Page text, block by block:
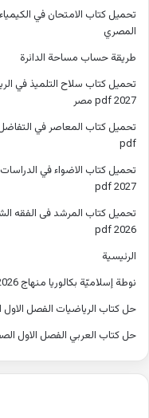
المصري
طريقة حساب مساحة الدائرة
تحميل كتاب سلاح التلميذ في
2027 pdf مصر
pdf
تحميل كتاب الاضواء في الدراسات
2027 pdf
تحميل كتاب المرشد فى الفقه
2026 pdf
الرئيسية
نوطة إسلاميّة بكالوريا منهاج 2026 للأستاذ القدير هُمام حَمدان المنهاج السوري
حل كتاب الرياضيات الفصل
حل كتاب العربي الفصل الاول